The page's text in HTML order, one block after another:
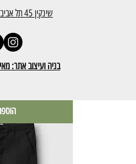
בניה ועיצוב אתר:
שינקין 45 תל אביב